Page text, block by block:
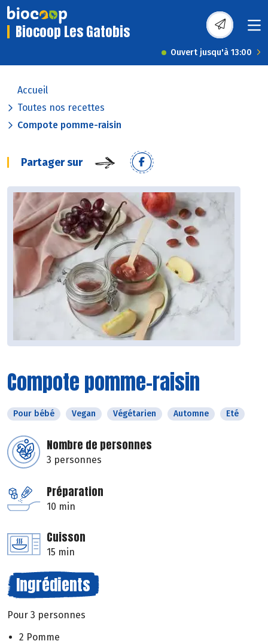
Biocoop Les Gatobis
Ouvert jusqu'à 13:00
Accueil
Toutes nos recettes
Compote pomme-raisin
Partager sur
Compote pomme-raisin
Pour bébé Vegan Végétarien Automne Eté
Nombre de personnes
3 personnes
Préparation
10 min
Cuisson
15 min
Ingrédients
Pour 3 personnes
2 Pomme